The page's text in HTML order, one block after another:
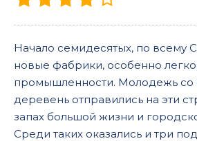
Начало семидесятых, по всему
новые фабрики, особенно
промышленности. Молодежь со
деревень отправились на эти
запах большой жизни и
Среди таких оказались и три